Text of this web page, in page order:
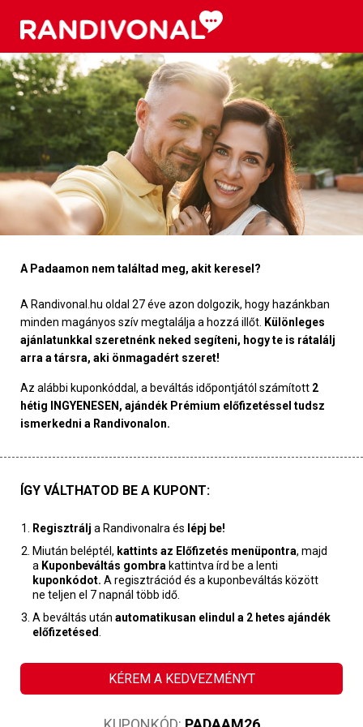
A Padaamon nem találtad meg, akit keresel?
A Randivonal.hu oldal 27 éve azon dolgozik, hogy hazánkban
minden magányos szív megtalálja a hozzá illőt. Különleges
ajánlatunkkal szeretnénk neked segíteni, hogy te is rátalálj
arra a társra, aki önmagadért szeret!
Az alábbi kuponkóddal, a beváltás időpontjától számított 2
hétig INGYENESEN, ajándék Prémium előfizetéssel tudsz
ismerkedni a Randivonalon.
ÍGY VÁLTHATOD BE A KUPONT:
Regisztrálj a Randivonalra és lépj be!
Miután beléptél, kattints az Előfizetés menüpontra, majd
a Kuponbeváltás gombra kattintva írd be a lenti
kuponkódot. A regisztrációd és a kuponbeváltás között
ne teljen el 7 napnál több idő.
A beváltás után automatikusan elindul a 2 hetes ajándék
előfizetésed
KÉREM A KEDVEZMÉNYT